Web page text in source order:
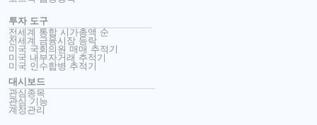
투자 도구
전세계 통합 시가총액 순
전세계 금융시장 등락
미국 국회의원 매매 추적기
미국 내부자거래 추적기
미국 인수합병 추적기
대시보드
관심종목
관심 기능
계정관리